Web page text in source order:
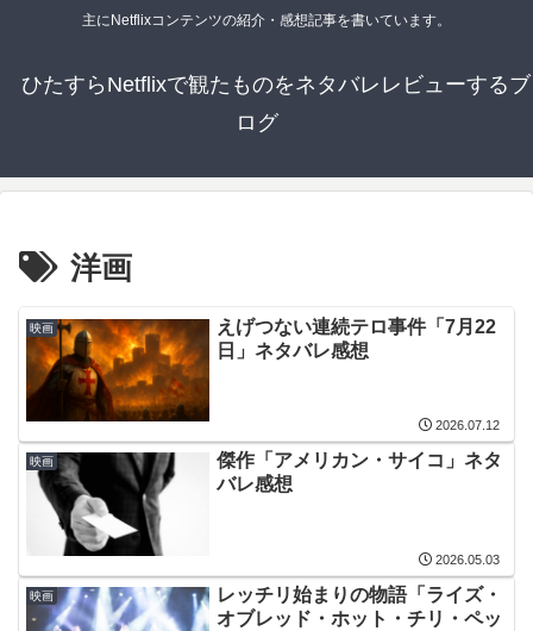
主にNetflixコンテンツの紹介・感想記事を書いています。
ひたすらNetflixで観たものをネタバレレビューするブ
ログ
洋画
映画
えげつない連続テロ事件「7月22
日」ネタバレ感想
2026.07.12
映画
傑作「アメリカン・サイコ」ネタ
バレ感想
2026.05.03
映画
レッチリ始まりの物語「ライズ・
オブレッド・ホット・チリ・ペッ